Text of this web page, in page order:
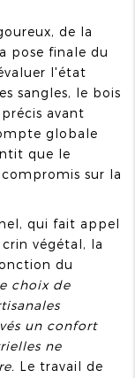
de la
pose finale du
l'état
sangles, le bois
avant
globale
que le
sur la
qui fait appel
végétal, la
du
choix de
un confort
ne
Le travail de